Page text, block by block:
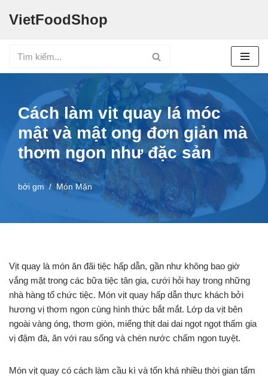
nội
dung
VietFoodShop
Cách làm vịt quay lá móc
mật và mật ong đơn giản mà
thơm ngon như đặc sản
bởi gm Món Mặn
Vịt quay là món ăn đãi tiệc hấp dẫn, gần như không bao giờ
vắng mặt trong các bữa tiệc tân gia, cưới hỏi hay trong những
nhà hàng tổ chức tiệc. Món vịt quay hấp dẫn thực khách bởi
hương vị thơm ngon cùng hình thức bắt mắt. Lớp da vịt bên
ngoài vàng óng, thơm giòn, miếng thịt dai dai ngọt ngọt thấm gia
vị đậm đà, ăn với rau sống và chén nước chấm ngon tuyệt.
Món vịt quay có cách làm cầu kì và tốn khá nhiều thời gian tẩm